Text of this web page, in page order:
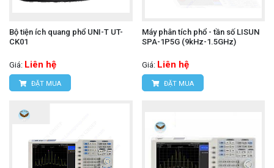
Bộ tiện ích quang phổ UNI-T UT-
CK01
Giá: Liên hệ
ĐẶT MUA
Máy phân tích phổ - tần số LISUN
SPA-1P5G (9kHz-1.5GHz)
Giá: Liên hệ
ĐẶT MUA